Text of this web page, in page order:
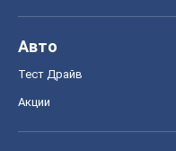
Авто
Тест Драйв
Акции